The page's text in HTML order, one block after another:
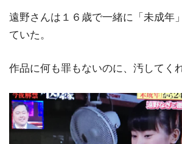
遠野さんは１６歳で一緒に「未成年
ていた。
作品に何も罪もないのに、汚してく